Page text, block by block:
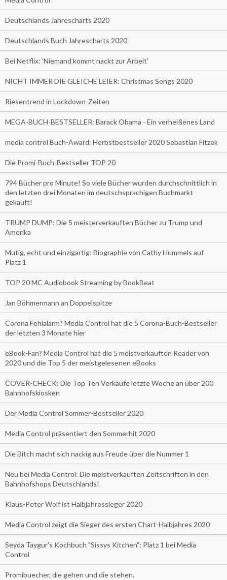
Deutschlands Jahrescharts 2020
Deutschlands Buch Jahrescharts 2020
Bei Netflix: 'Niemand kommt nackt zur Arbeit'
NICHT IMMER DIE GLEICHE LEIER: Christmas Songs 2020
Riesentrend in Lockdown-Zeiten
MEGA-BUCH-BESTSELLER: Barack Obama - Ein verheißenes Land
media control Buch-Award: Herbstbestseller 2020 Sebastian Fitzek
Die Promi-Buch-Bestseller TOP 20
794 Bücher pro Minute! So viele Bücher wurden durchschnittlich in
den letzten drei Monaten im deutschsprachigen Buchmarkt
gekauft!
TRUMP DUMP: Die 5 meisterverkauften Bücher zu Trump und
Amerika
Mutig, echt und einzigartig: Biographie von Cathy Hummels auf
Platz 1
TOP 20 MC Audiobook Streaming by BookBeat
Jan Böhmermann an Doppelspitze
Corona Fehlalarm? Media Control hat die 5 Corona-Buch-Bestseller
der letzten 3 Monate hier
eBook-Fan? Media Control hat die 5 meistverkauften Reader von
2020 und die Top 5 der meistgelesenen eBooks
COVER-CHECK: Die Top Ten Verkäufe letzte Woche an über 200
Bahnhofskiosken
Der Media Control Sommer-Bestseller 2020
Media Control präsentiert den Sommerhit 2020
Die Bitch macht sich nackig aus Freude über die Nummer 1
Neu bei Media Control: Die meistverkauften Zeitschriften in den
Bahnhofshops Deutschlands!
Klaus-Peter Wolf ist Halbjahressieger 2020
Media Control zeigt die Sieger des ersten Chart-Halbjahres 2020
Seyda Taygur's Kochbuch "Sissys Kitchen": Platz 1 bei Media
Control
Promibuecher, die gehen und die stehen.